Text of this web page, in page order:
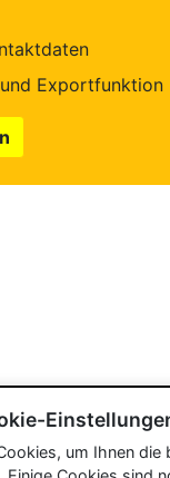
Exportfunktion
um Ihnen die